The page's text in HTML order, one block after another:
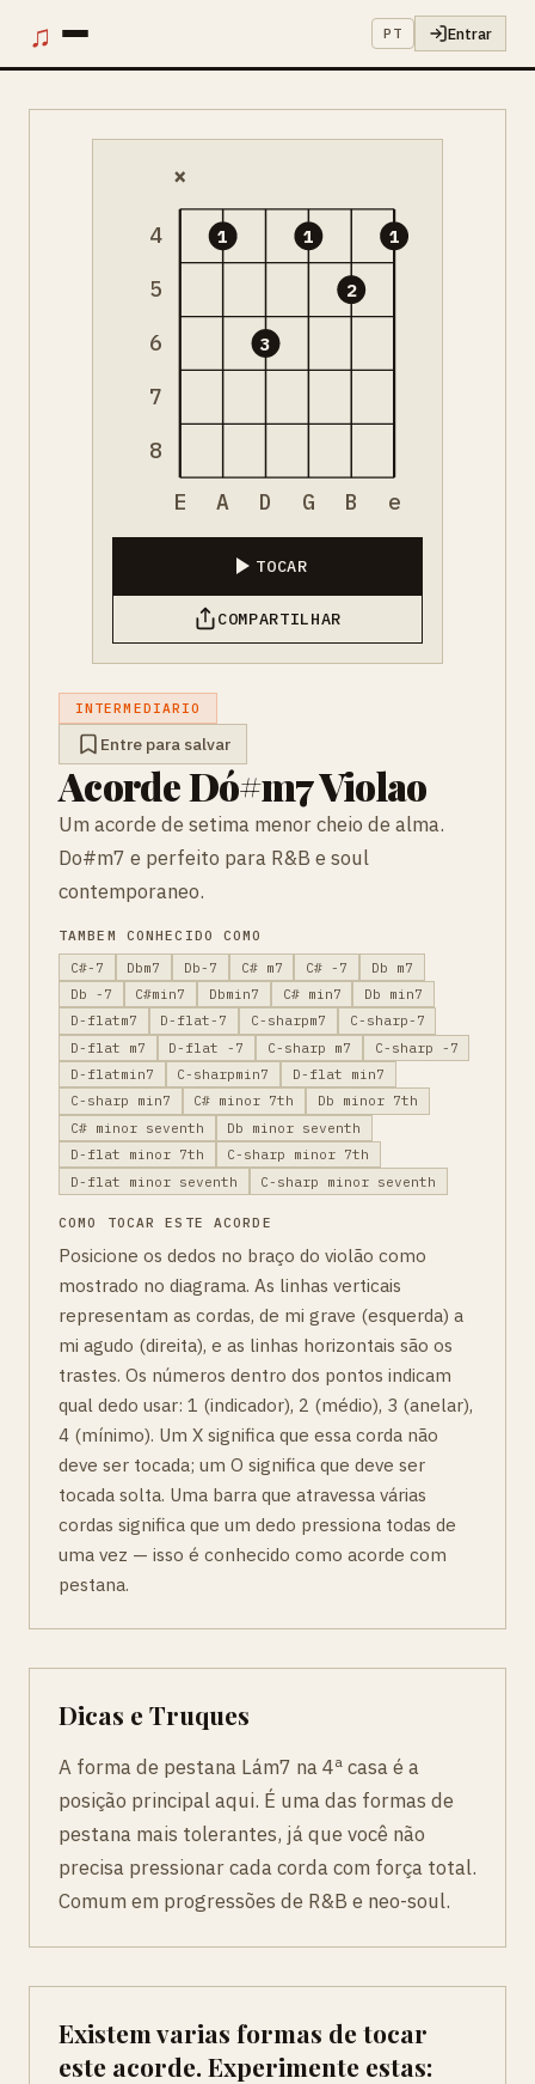
♫ PT Entrar
4
5
6
7
8
×
1
3
1
2
1
E A D G B e
TOCAR
COMPARTILHAR
INTERMEDIARIO
Entre para salvar
Acorde Dó#m7 Violao
Um acorde de setima menor cheio de alma.
Do#m7 e perfeito para R&B e soul
contemporaneo.
TAMBEM CONHECIDO COMO
C#-7
Dbm7 Db-7 C# m7 C# -7
Db m7
Db -7
C#min7 Dbmin7 C# min7
Db min7
D-flatm7
D-flat-7 C-sharpm7
C-sharp-7
D-flat m7
D-flat -7 C-sharp m7
C-sharp -7
D-flatmin7
C-sharpmin7
D-flat min7
C-sharp min7
C# minor 7th
Db minor 7th
C# minor seventh
Db minor seventh
D-flat minor 7th
C-sharp minor 7th
D-flat minor seventh
C-sharp minor seventh
COMO TOCAR ESTE ACORDE
Posicione os dedos no braço do violão como
mostrado no diagrama. As linhas verticais
representam as cordas, de mi grave (esquerda) a
mi agudo (direita), e as linhas horizontais são os
trastes. Os números dentro dos pontos indicam
qual dedo usar: 1 (indicador), 2 (médio), 3 (anelar),
4 (mínimo). Um X significa que essa corda não
deve ser tocada; um O significa que deve ser
tocada solta. Uma barra que atravessa várias
cordas significa que um dedo pressiona todas de
uma vez — isso é conhecido como acorde com
pestana.
Dicas e Truques
A forma de pestana Lám7 na 4ª casa é a
posição principal aqui. É uma das formas de
pestana mais tolerantes, já que você não
precisa pressionar cada corda com força total.
Comum em progressões de R&B e neo-soul.
Existem varias formas de tocar
este acorde. Experimente estas: